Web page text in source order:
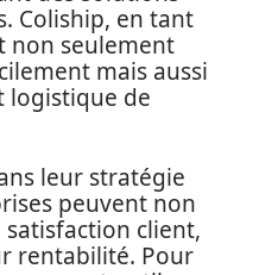
Coliship, en tant
non seulement
mais aussi
logistique de
leur stratégie
peuvent non
client,
rentabilité. Pour